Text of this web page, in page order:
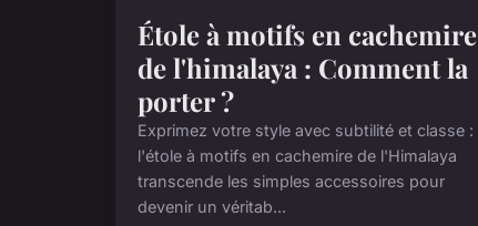
Étole à motifs en cachemire
de l'himalaya : Comment la
porter ?
Exprimez votre style avec subtilité et classe :
l'étole à motifs en cachemire de l'Himalaya
transcende les simples accessoires pour
devenir un véritab...